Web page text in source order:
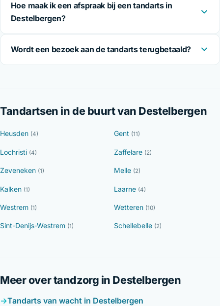
Hoe maak ik een afspraak bij een tandarts in
Destelbergen?
Wordt een bezoek aan de tandarts terugbetaald?
Tandartsen in de buurt van Destelbergen
Heusden (4) Gent (11)
Lochristi (4) Zaffelare (2)
Zeveneken (1) Melle (2)
Kalken (1) Laarne (4)
Westrem (1) Wetteren (10)
Sint-Denijs-Westrem (1) Schellebelle (2)
Meer over tandzorg in Destelbergen
Tandarts van wacht in Destelbergen